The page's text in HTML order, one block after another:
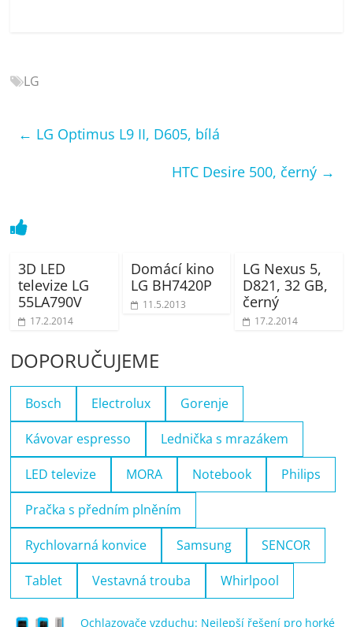
telefony,
LG
← LG Optimus L9 II, D605, bílá
HTC Desire 500, černý →
3D LED
televize LG
55LA790V
17.2.2014
Domácí kino
LG BH7420P
11.5.2013
LG Nexus 5,
D821, 32 GB,
černý
17.2.2014
DOPORUČUJEME
Bosch Electrolux Gorenje
Kávovar espresso Lednička s mrazákem
LED televize MORA Notebook Philips
Pračka s předním plněním
Rychlovarná konvice Samsung SENCOR
Tablet Vestavná trouba Whirlpool
Ochlazovače vzduchu: Nejlepší řešení pro horké